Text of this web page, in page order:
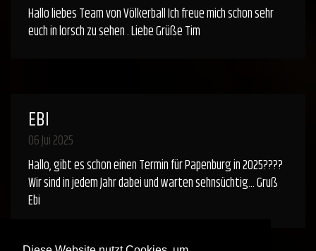
Hallo liebes Team von Völkerball Ich freue mich schon sehr
euch in lorsch zu sehen . Liebe Grüße Tim
EBI
06 Jui 2025
Hallo, gibt es schon einen Termin für Papenburg in 2025????
Wir sind in jedem Jahr dabei und warten sehnsüchtig... Gruß
Ebi